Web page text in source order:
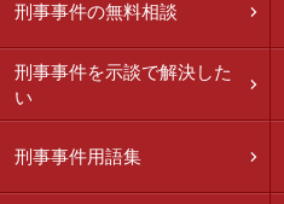
刑事事件の無料相談
刑事事件を示談で解決した
い
刑事事件用語集